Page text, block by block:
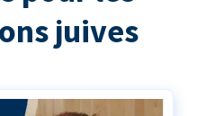
juives